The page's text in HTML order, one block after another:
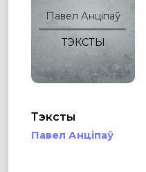
Павел Анціпаў
ТЭКСТЫ
Тэксты
Павел Анціпаў